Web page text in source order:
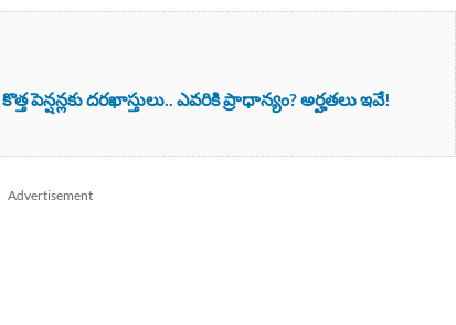
పెన్షన్లకు దరఖాస్తులు.. ఎవరికి ప్రాధాన్యం? అర్హతలు ఇవే!
Advertisement